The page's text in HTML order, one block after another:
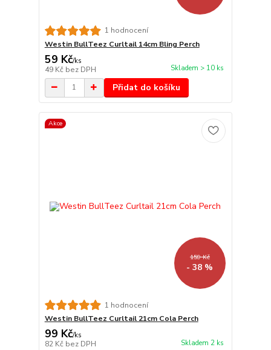
1 hodnocení
Westin BullTeez Curltail 14cm Bling Perch
59 Kč/ks
49 Kč bez DPH Skladem > 10 ks
Přidat do košíku
Akce
159 Kč
- 38 %
1 hodnocení
Westin BullTeez Curltail 21cm Cola Perch
99 Kč/ks
82 Kč bez DPH Skladem 2 ks